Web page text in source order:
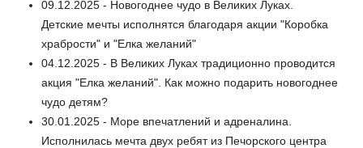
09.12.2025 - Новогоднее чудо в Великих Луках.
Детские мечты исполнятся благодаря акции "Коробка
храбрости" и "Елка желаний"
04.12.2025 - В Великих Луках традиционно проводится
акция "Елка желаний". Как можно подарить новогоднее
чудо детям?
30.01.2025 - Море впечатлений и адреналина.
Исполнилась мечта двух ребят из Печорского центра